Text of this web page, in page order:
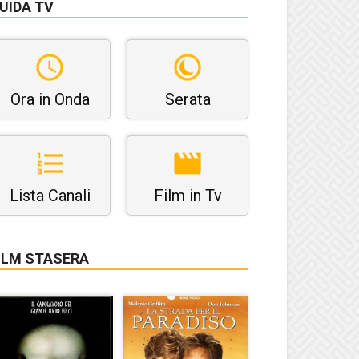
TV
Ora in Onda Serata
Lista Canali Film in Tv
STASERA